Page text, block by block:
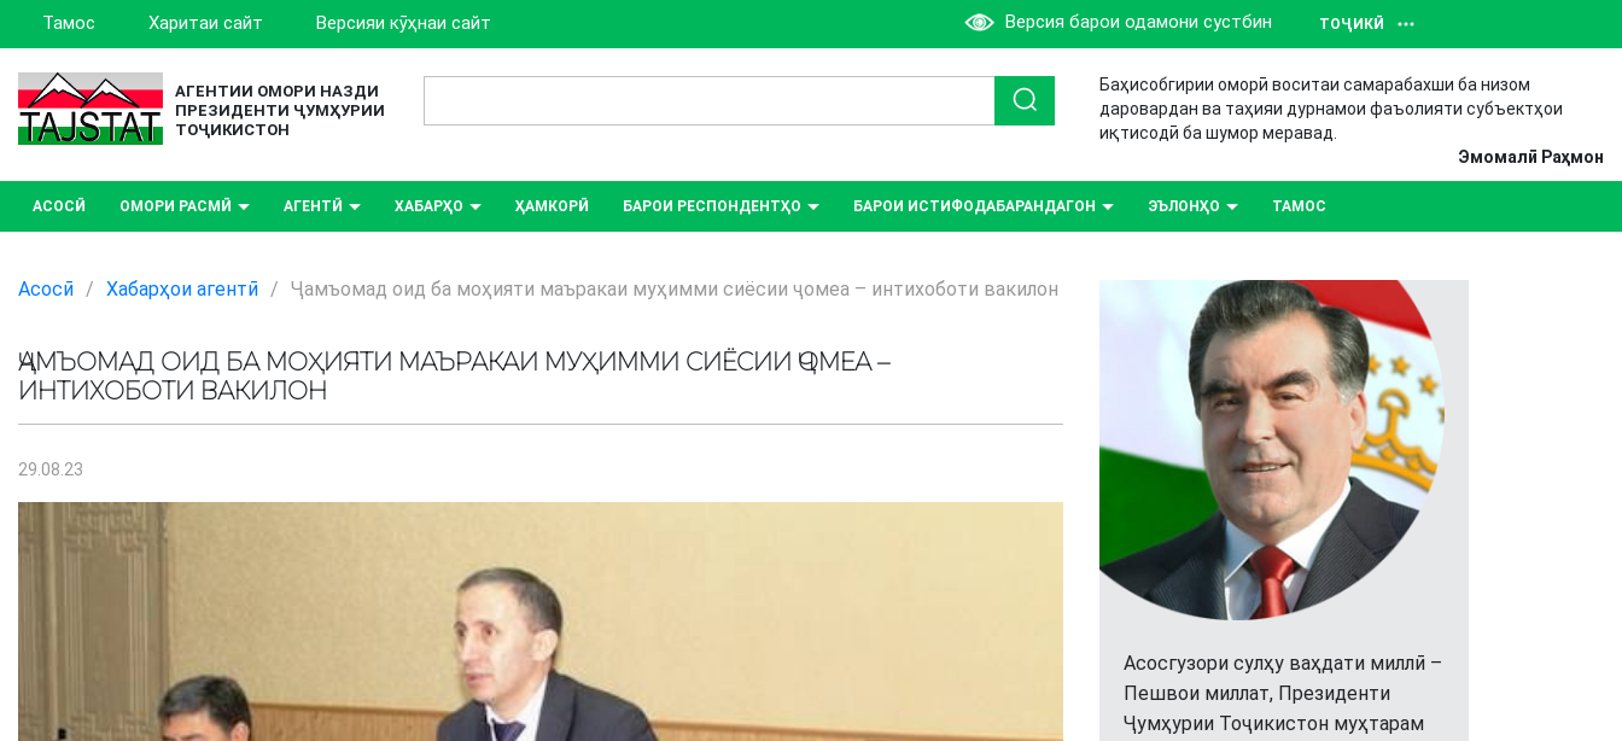
Тамос Харитаи сайт Версияи кӯҳнаи сайт Версия барои одамони сустбин ТОҶИКӢ
АГЕНТИИ ОМОРИ НАЗДИ
ПРЕЗИДЕНТИ ҶУМҲУРИИ
ТОҶИКИСТОН
Баҳисобгирии оморӣ воситаи самарабахши ба низом
даровардан ва таҳияи дурнамои фаъолияти субъектҳои
иқтисодӣ ба шумор меравад.
Эмомалӣ Раҳмон
АСОСӢ ОМОРИ РАСМӢ АГЕНТӢ ХАБАРҲО ҲАМКОРӢ БАРОИ РЕСПОНДЕНТҲО БАРОИ ИСТИФОДАБАРАНДАГОН ЭЪЛОНҲО ТАМОС
Асосӣ / Хабарҳои агентӣ / Ҷамъомад оид ба моҳияти маъракаи муҳимми сиёсии ҷомеа – интихоботи вакилон
ҶАМЪОМАД ОИД БА МОҲИЯТИ МАЪРАКАИ МУҲИММИ СИЁСИИ ҶОМЕА –
ИНТИХОБОТИ ВАКИЛОН
29.08.23
Асосгузори сулҳу ваҳдати миллӣ –
Пешвои миллат, Президенти
Ҷумҳурии Тоҷикистон муҳтарам